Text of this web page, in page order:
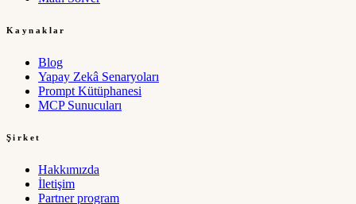
Kaynaklar
Blog
Yapay Zekâ Senaryoları
Prompt Kütüphanesi
MCP Sunucuları
Şirket
Hakkımızda
İletişim
Partner program